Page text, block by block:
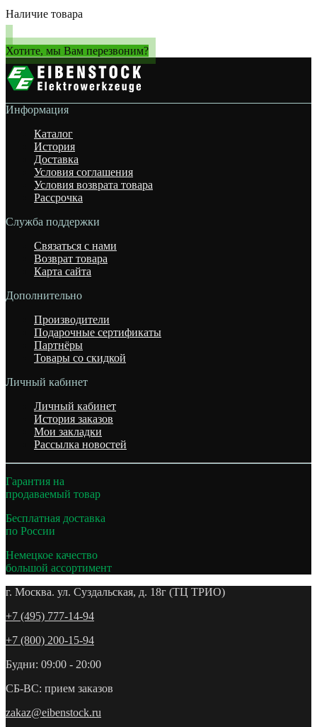
Наличие товара
Хотите, мы Вам перезвоним?
Информация
Каталог
История
Доставка
Условия соглашения
Условия возврата товара
Рассрочка
Служба поддержки
Связаться с нами
Возврат товара
Карта сайта
Дополнительно
Производители
Подарочные сертификаты
Партнёры
Товары со скидкой
Личный кабинет
Личный кабинет
История заказов
Мои закладки
Рассылка новостей
Гарантия на
продаваемый товар
Бесплатная доставка
по России
Немецкое качество
большой ассортимент
г. Москва. ул. Суздальская, д. 18г (ТЦ ТРИО)
+7 (495) 777-14-94
+7 (800) 200-15-94
Будни: 09:00 - 20:00
СБ-ВС: прием заказов
zakaz@eibenstock.ru